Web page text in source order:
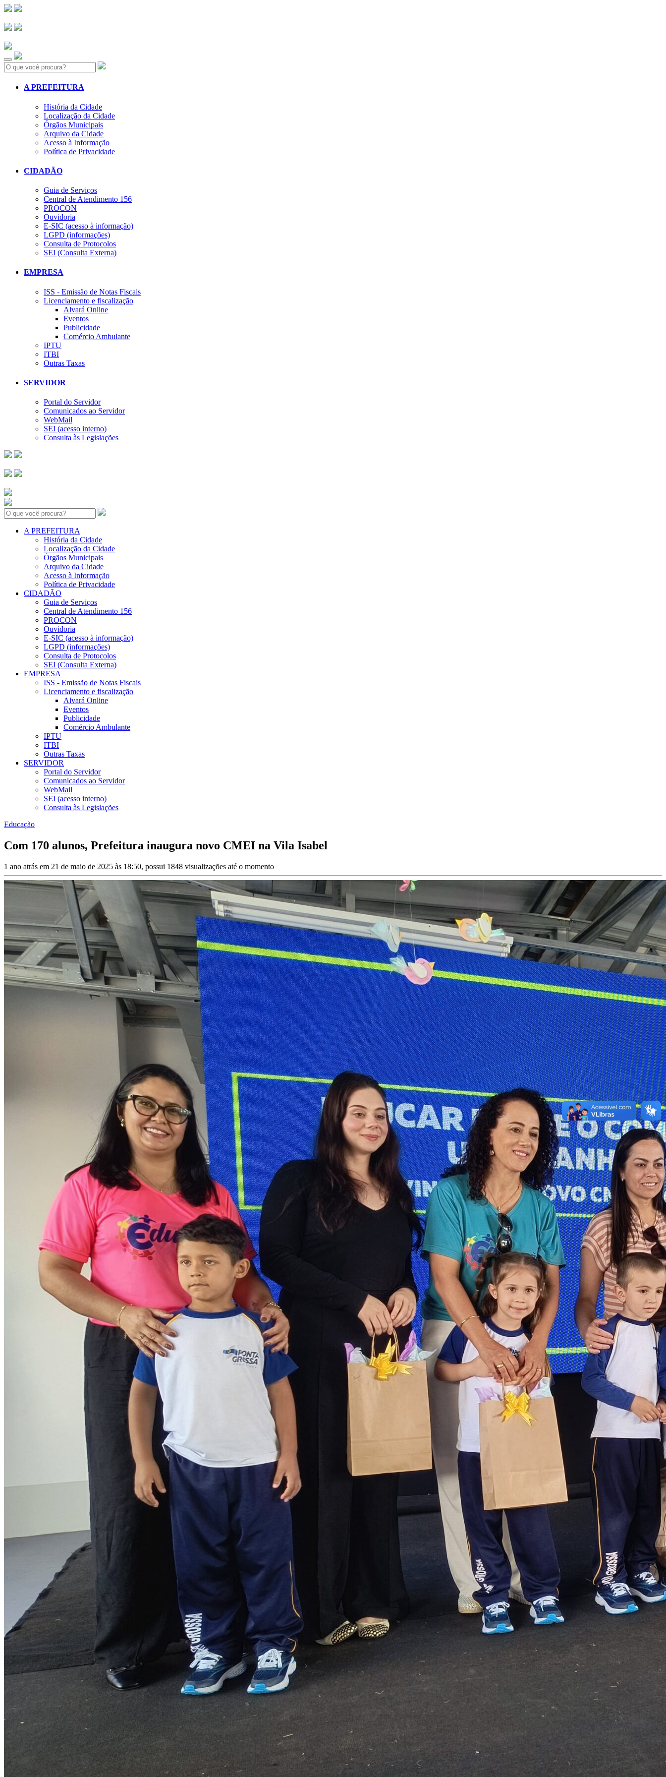
Search:
A PREFEITURA
História da Cidade
Localização da Cidade
Órgãos Municipais
Arquivo da Cidade
Acesso à Informação
Política de Privacidade
CIDADÃO
Guia de Serviços
Central de Atendimento 156
PROCON
Ouvidoria
E-SIC (acesso à informação)
LGPD (informações)
Consulta de Protocolos
SEI (Consulta Externa)
EMPRESA
ISS - Emissão de Notas Fiscais
Licenciamento e fiscalização
Alvará Online
Eventos
Publicidade
Comércio Ambulante
IPTU
ITBI
Outras Taxas
SERVIDOR
Portal do Servidor
Comunicados ao Servidor
WebMail
SEI (acesso interno)
Consulta às Legislações
Search:
A PREFEITURA
História da Cidade
Localização da Cidade
Órgãos Municipais
Arquivo da Cidade
Acesso à Informação
Política de Privacidade
CIDADÃO
Guia de Serviços
Central de Atendimento 156
PROCON
Ouvidoria
E-SIC (acesso à informação)
LGPD (informações)
Consulta de Protocolos
SEI (Consulta Externa)
EMPRESA
ISS - Emissão de Notas Fiscais
Licenciamento e fiscalização
Alvará Online
Eventos
Publicidade
Comércio Ambulante
IPTU
ITBI
Outras Taxas
SERVIDOR
Portal do Servidor
Comunicados ao Servidor
WebMail
SEI (acesso interno)
Consulta às Legislações
Educação
Com 170 alunos, Prefeitura inaugura novo CMEI na Vila Isabel
1 ano atrás em 21 de maio de 2025 às 18:50, possui 1848 visualizações até o momento